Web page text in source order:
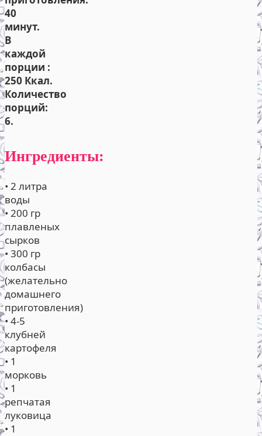
40
минут.
В
каждой
порции :
250 Ккал.
Количество
порций:
6.
Ингредиенты:
• 2 литра
воды
• 200 гр
плавленых
сырков
• 300 гр
колбасы
(желательно
домашнего
приготовления)
• 4-5
клубней
картофеля
• 1
морковь
• 1
репчатая
луковица
• 1